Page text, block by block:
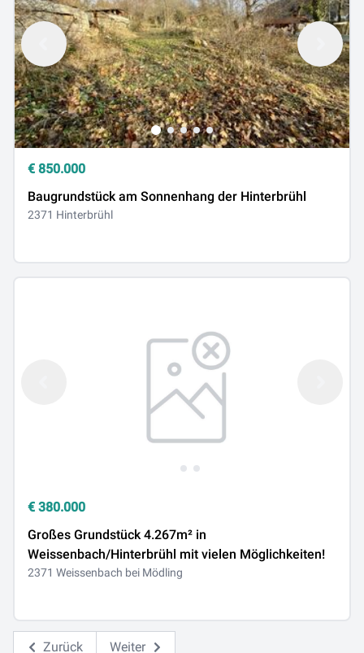
€ 850.000
Baugrundstück am Sonnenhang der Hinterbrühl
2371 Hinterbrühl
€ 380.000
Großes Grundstück 4.267m² in
Weissenbach/Hinterbrühl mit vielen Möglichkeiten!
2371 Weissenbach bei Mödling
Zurück Weiter